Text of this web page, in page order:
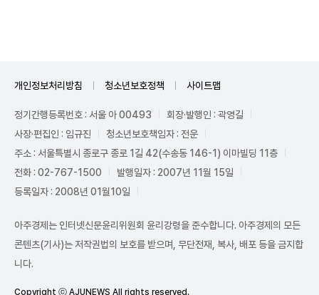
개인정보처리방침 청소년보호정책 사이트맵
정기간행등록번호 : 서울 아 00493
회장·발행인 : 곽영길
사장·편집인 : 임규진
청소년보호책임자 : 전운
주소 : 서울특별시 종로구 종로 1길 42(수송동 146-1) 이마빌딩 11층
전화 : 02-767-1500
발행일자 : 2007년 11월 15일
등록일자 : 2008년 01월10일
아주경제는 인터넷신문윤리위원회 윤리강령을 준수합니다. 아주경제의 모든
콘텐츠(기사)는 저작권법의 보호를 받으며, 무단전재, 복사, 배포 등을 금지합
니다.
Copyright ⓒ AJUNEWS All rights reserved.